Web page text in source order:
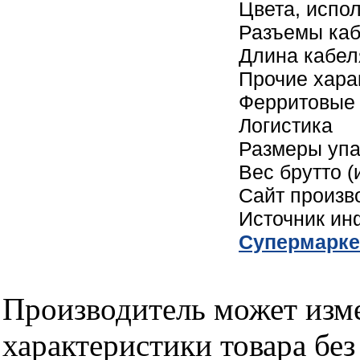
Цвета,
Разъемы
Длина
Прочие
Логистика
Размеры
Вес брутто
Сайт
Источник
Производитель может
характеристики товара